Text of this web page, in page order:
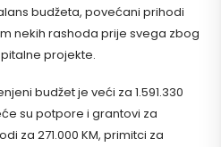
budžeta, povećani prihodi
nekih rashoda prije svega zbog
projekte.
budžet je veći za 1.591.330
su potpore i grantovi za
za 271.000 KM, primitci za